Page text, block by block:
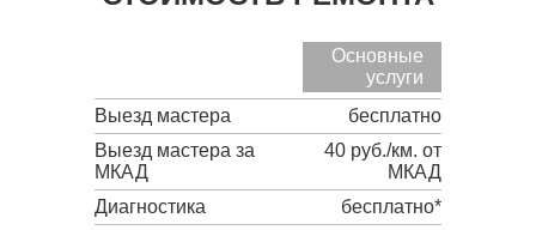
Основные
услуги
Выезд мастера
бесплатно
Выезд мастера за
МКАД
40 руб./км. от
МКАД
Диагностика
бесплатно*